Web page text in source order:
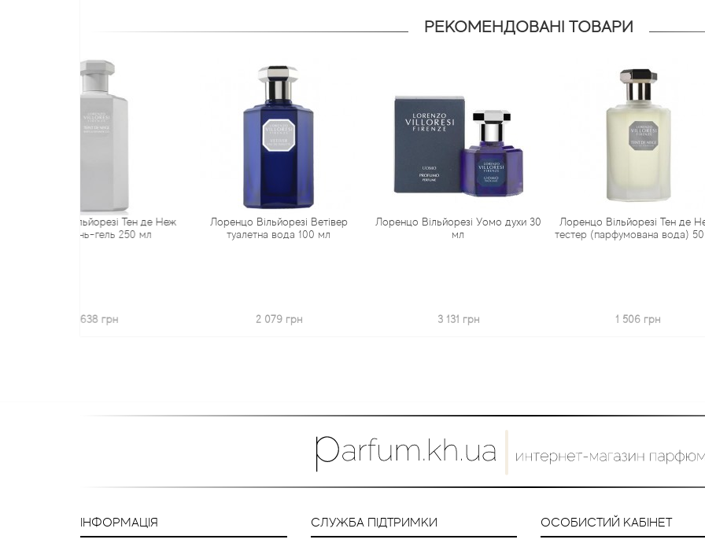
РЕКОМЕНДОВАНІ ТОВАРИ
Тен де Неж
Лоренцо Вільйорезі Ветівер
туалетна вода 100 мл
Лоренцо Вільйорезі Уомо духи 30
Лоренцо Вільйорезі Тен де Неж
тестер (парфумована вода) 50 мл
Лоренцо
ІНФОРМАЦІЯ СЛУЖБА ПІДТРИМКИ ОСОБИСТИЙ КАБІНЕТ